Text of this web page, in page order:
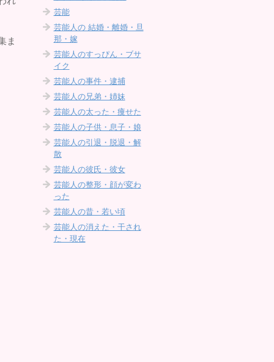
ま
芸能
芸能人の 結婚・離婚・旦
那・嫁
芸能人のすっぴん・ブサ
イク
芸能人の事件・逮捕
芸能人の兄弟・姉妹
芸能人の太った・痩せた
芸能人の子供・息子・娘
芸能人の引退・脱退・解
散
芸能人の彼氏・彼女
芸能人の整形・顔が変わ
った
芸能人の昔・若い頃
芸能人の消えた・干され
た・現在